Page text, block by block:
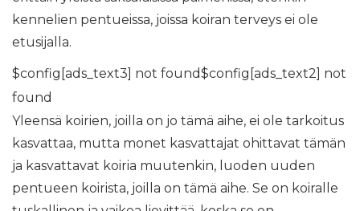
kennelien pentueissa, joissa koiran terveys ei ole
etusijalla.
$config[ads_text3] not found$config[ads_text2] not
found
Yleensä koirien, joilla on jo tämä aihe, ei ole tarkoitus
kasvattaa, mutta monet kasvattajat ohittavat tämän
ja kasvattavat koiria muutenkin, luoden uuden
pentueen koirista, joilla on tämä aihe. Se on koiralle